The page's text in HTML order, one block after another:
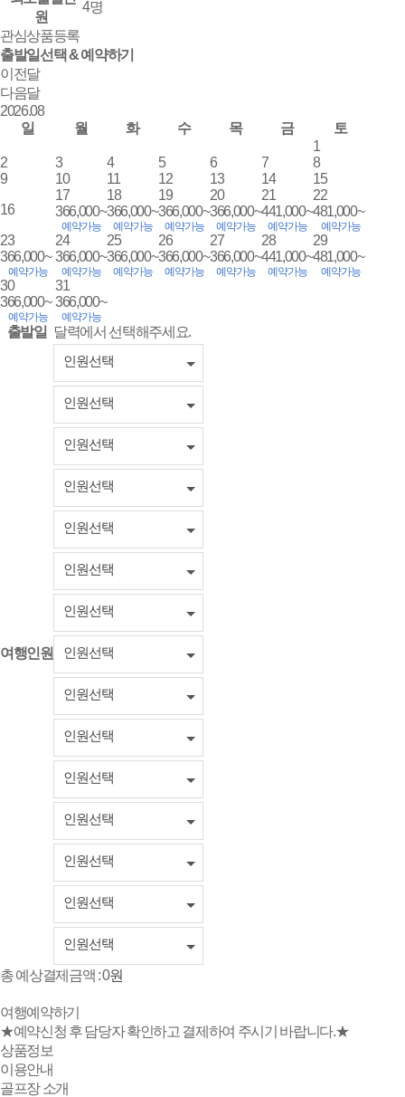
원
4명
관심상품등록
출발일선택 & 예약하기
이전달
다음달
2026.08
일
월 화 수 목 금
토
1
2
3 4 5 6 7
8
9
10 11 12 13 14
15
16
17
366,000~
예약가능
18
366,000~
예약가능
19
366,000~
예약가능
20
366,000~
예약가능
21
441,000~
예약가능
22
481,000~
예약가능
23
366,000~
예약가능
24
366,000~
예약가능
25
366,000~
예약가능
26
366,000~
예약가능
27
366,000~
예약가능
28
441,000~
예약가능
29
481,000~
예약가능
30
366,000~
예약가능
31
366,000~
예약가능
출발일 달력에서 선택해주세요.
여행인원
인원선택
인원선택
인원선택
인원선택
인원선택
인원선택
인원선택
인원선택
인원선택
인원선택
인원선택
인원선택
인원선택
인원선택
인원선택
총 예상결제금액 :0원
여행예약하기
★예약신청 후 담당자 확인하고 결제하여 주시기 바랍니다.★
상품정보
이용안내
골프장 소개